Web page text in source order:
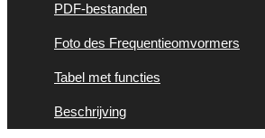
PDF-bestanden
Foto des Frequentieomvormers
Tabel met functies
Beschrijving